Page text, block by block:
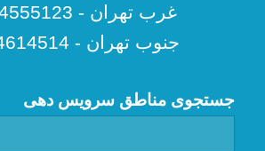
غرب تهران - 09124555123
جنوب تهران - 09334614514
جستجوی مناطق سرویس دهی